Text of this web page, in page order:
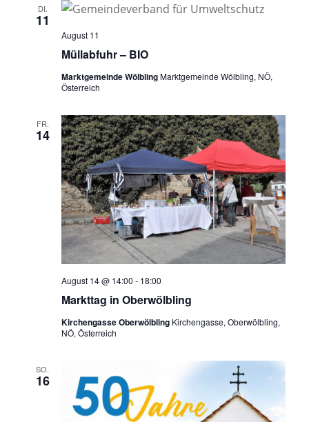
DI.
11
Müllabfuhr – BIO
August 11
Marktgemeinde WölblingMarktgemeinde Wölbling, NÖ,
Österreich
FR.
14
Markttag in Oberwölbling
August 14 @ 14:00 - 18:00
Kirchengasse Oberwölbling Kirchengasse, Oberwölbling,
NÖ, Österreich
SO.
16